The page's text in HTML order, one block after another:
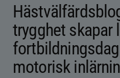
trygghet skapar
motorisk